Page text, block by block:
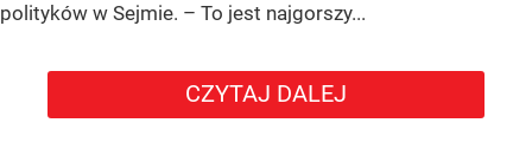
polityków w Sejmie. – To jest najgorszy...
CZYTAJ DALEJ